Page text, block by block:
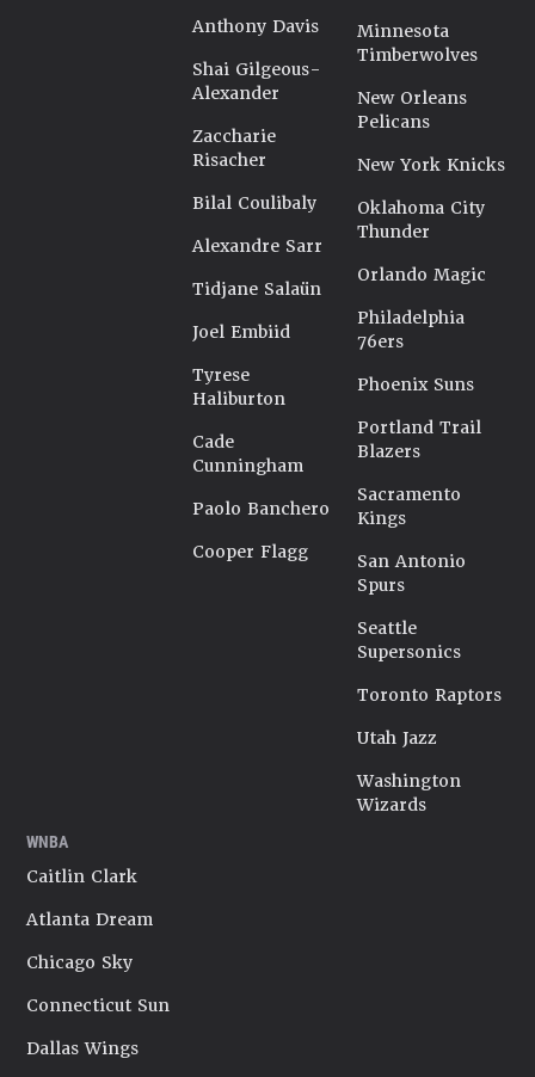
Anthony Davis
Shai Gilgeous-
Alexander
Zaccharie
Risacher
Bilal Coulibaly
Alexandre Sarr
Tidjane Salaün
Joel Embiid
Tyrese
Haliburton
Cade
Cunningham
Paolo Banchero
Cooper Flagg
Minnesota
Timberwolves
New Orleans
Pelicans
New York Knicks
Oklahoma City
Thunder
Orlando Magic
Philadelphia
76ers
Phoenix Suns
Portland Trail
Blazers
Sacramento
Kings
San Antonio
Spurs
Seattle
Supersonics
Toronto Raptors
Utah Jazz
Washington
Wizards
WNBA
Caitlin Clark
Atlanta Dream
Chicago Sky
Connecticut Sun
Dallas Wings